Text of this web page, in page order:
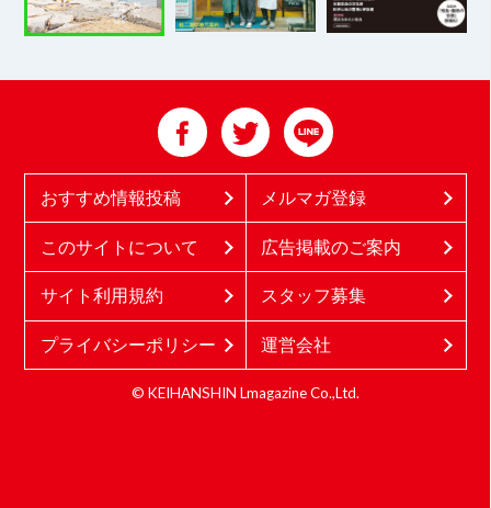
おすすめ情報投稿 メルマガ登録
このサイトについて 広告掲載のご案内
サイト利用規約 スタッフ募集
プライバシーポリシー 運営会社
© KEIHANSHIN Lmagazine Co.,Ltd.